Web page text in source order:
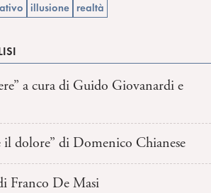
illusione realtà
a cura di Guido Giovanardi e
il dolore” di Domenico Chianese
Franco De Masi